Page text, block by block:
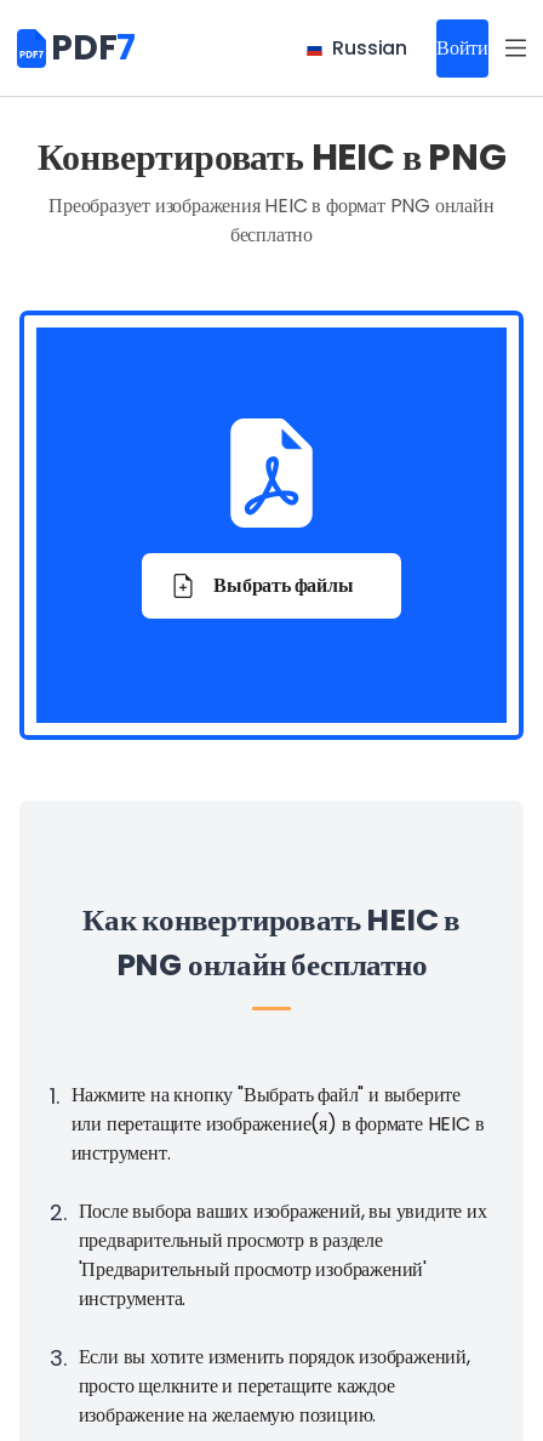
PDF7 Russian Войти
Конвертировать HEIC в PNG
Преобразует изображения HEIC в формат PNG онлайн
бесплатно
Выбрать файлы
Как конвертировать HEIC в
PNG онлайн бесплатно
1. Нажмите на кнопку "Выбрать файл" и выберите
или перетащите изображение(я) в формате HEIC в
инструмент.
2. После выбора ваших изображений, вы увидите их
предварительный просмотр в разделе
'Предварительный просмотр изображений'
инструмента.
3. Если вы хотите изменить порядок изображений,
просто щелкните и перетащите каждое
изображение на желаемую позицию.